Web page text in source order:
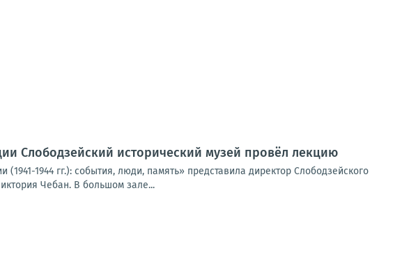
Слободзейский исторический музей провёл лекцию
1944 гг.): события, люди, память» представила директор Слободзейского
Чебан. В большом зале...